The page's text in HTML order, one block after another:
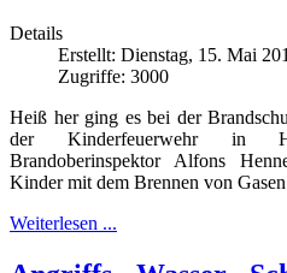
Details
Erstellt: Dienstag, 15. Mai
Zugriffe: 3000
Heiß her ging es bei der
der Kinderfeuerwehr in
Brandoberinspektor Alfons
Kinder mit dem Brennen von
Weiterlesen ...